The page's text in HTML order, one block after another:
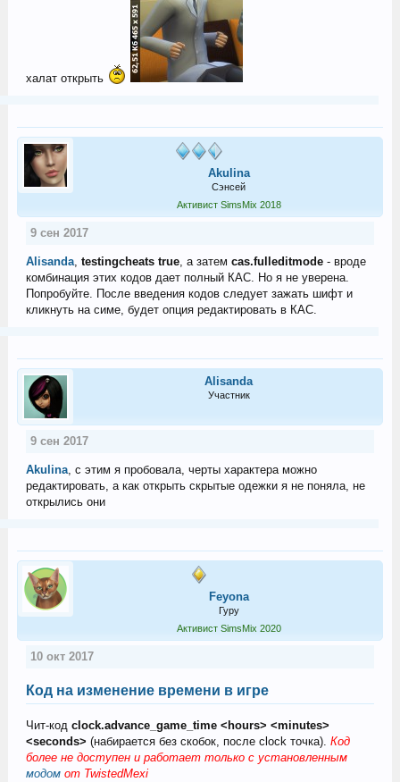
халат открыть
Akulina
Сэнсей
Активист SimsMix 2018
9 сен 2017
Alisanda, testingcheats true, а затем cas.fulleditmode - вроде
комбинация этих кодов дает полный КАС. Но я не уверена.
Попробуйте. После введения кодов следует зажать шифт и
кликнуть на симе, будет опция редактировать в КАС.
Alisanda
Участник
9 сен 2017
Akulina, с этим я пробовала, черты характера можно
редактировать, а как открыть скрытые одежки я не поняла, не
открылись они
Feyona
Гуру
Активист SimsMix 2020
10 окт 2017
Код на изменение времени в игре
Чит-код clock.advance_game_time <hours> <minutes>
<seconds> (набирается без скобок, после clock точка). Код
более не доступен и работает только с установленным
модомот TwistedMexi